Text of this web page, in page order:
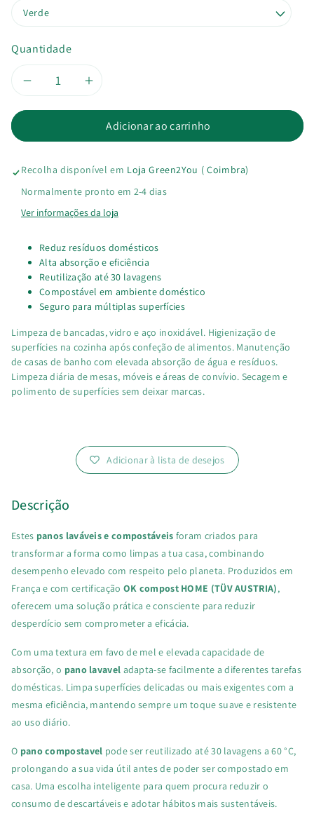
Quantidade
Diminuir
de
Panos
Laváveis
e
Compostáveis
OK
Compost
HOME
Aumentar
de
Panos
Laváveis
e
Compostáveis
OK
Compost
HOME
Adicionar ao carrinho
Recolha disponível em Loja Green2You ( Coimbra)
Normalmente pronto em 2-4 dias
Ver informações da loja
Reduz resíduos domésticos
Alta absorção e eficiência
Reutilização até 30 lavagens
Compostável em ambiente doméstico
Seguro para múltiplas superfícies
Limpeza de bancadas, vidro e aço inoxidável. Higienização de
superfícies na cozinha após confeção de alimentos. Manutenção
de casas de banho com elevada absorção de água e resíduos.
Limpeza diária de mesas, móveis e áreas de convívio. Secagem e
polimento de superfícies sem deixar marcas.
Adicionar à lista de desejos
Descrição
Estes panos laváveis e compostáveis foram criados para
transformar a forma como limpas a tua casa, combinando
desempenho elevado com respeito pelo planeta. Produzidos em
França e com certificação OK compost HOME (TÜV AUSTRIA),
oferecem uma solução prática e consciente para reduzir
desperdício sem comprometer a eficácia.
Com uma textura em favo de mel e elevada capacidade de
absorção, o pano lavavel adapta-se facilmente a diferentes tarefas
domésticas. Limpa superfícies delicadas ou mais exigentes com a
mesma eficiência, mantendo sempre um toque suave e resistente
ao uso diário.
O pano compostavel pode ser reutilizado até 30 lavagens a 60 °C,
prolongando a sua vida útil antes de poder ser compostado em
casa. Uma escolha inteligente para quem procura reduzir o
consumo de descartáveis e adotar hábitos mais sustentáveis.